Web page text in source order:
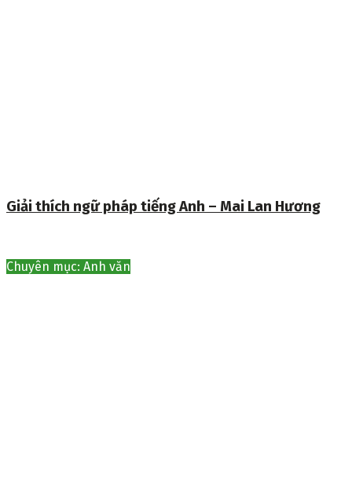
Giải thích ngữ pháp tiếng Anh – Mai Lan Hương
Chuyên mục: Anh văn